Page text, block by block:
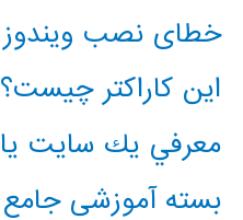
خطای نصب ویندوز
این کاراکتر چیست؟ 65279
معرفي يك سايت
بسته آموزشی